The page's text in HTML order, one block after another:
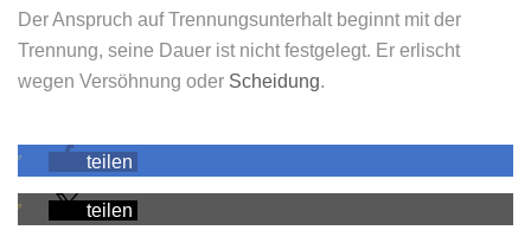
Der Anspruch auf Trennungsunterhalt beginnt mit der
Trennung, seine Dauer ist nicht festgelegt. Er erlischt
wegen Versöhnung oder Scheidung.
teilen
teilen